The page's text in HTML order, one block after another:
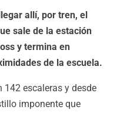
allí, por tren, el
sale de la estación
y termina en
de la escuela.
142 escaleras y desde
imponente que